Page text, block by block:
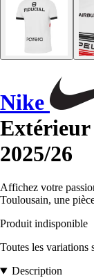
Nike
Extérieur
2025/26
Affichez votre
Toulousain, une
Produit indisponible
Toutes les variations
Description